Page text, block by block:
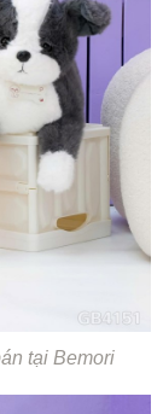
tại Bemori